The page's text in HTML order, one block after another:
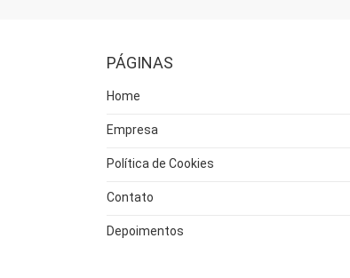
PÁGINAS
Home
Empresa
Política de Cookies
Contato
Depoimentos